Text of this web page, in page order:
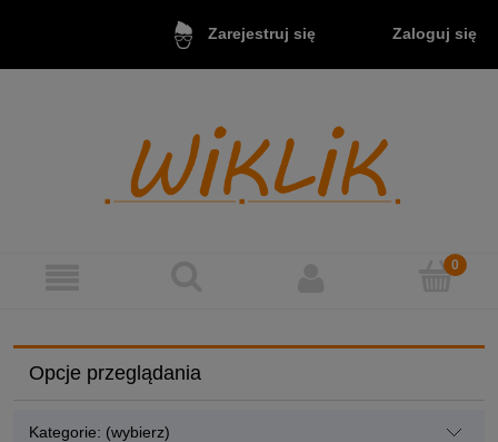
Zarejestruj się Zaloguj się
Opcje przeglądania
Kategorie: (wybierz)